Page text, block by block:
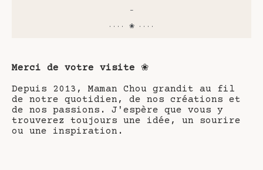
-
···· ❀ ····
Merci de votre visite ❀
Depuis 2013, Maman Chou grandit au fil
de notre quotidien, de nos créations et
de nos passions. J'espère que vous y
trouverez toujours une idée, un sourire
ou une inspiration.